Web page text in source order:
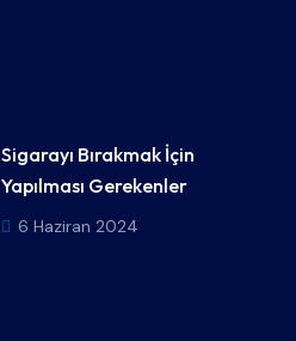
Sigarayı Bırakmak İçin
Yapılması Gerekenler
6 Haziran 2024